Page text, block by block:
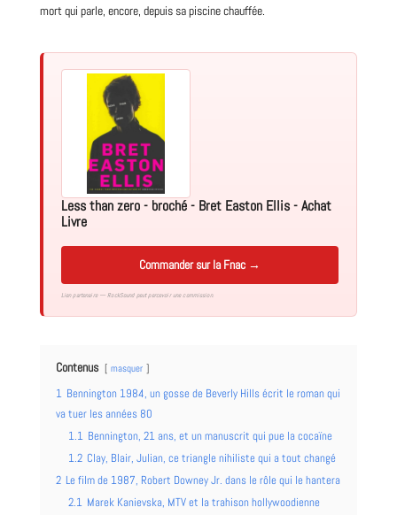
mort qui parle, encore, depuis sa piscine chauffée.
Less than zero - broché - Bret Easton Ellis - Achat
Livre
Commander sur la Fnac →
Lien partenaire — RockSound peut percevoir une commission.
Contenus masquer
1 Bennington 1984, un gosse de Beverly Hills écrit le roman qui
va tuer les années 80
1.1 Bennington, 21 ans, et un manuscrit qui pue la cocaïne
1.2 Clay, Blair, Julian, ce triangle nihiliste qui a tout changé
2 Le film de 1987, Robert Downey Jr. dans le rôle qui le hantera
2.1 Marek Kanievska, MTV et la trahison hollywoodienne